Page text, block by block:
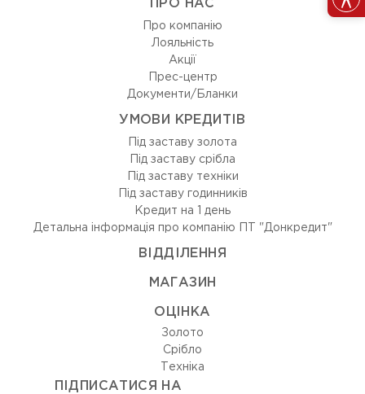
ПРО НАС
Про компанію
Лояльність
Акції
Прес-центр
Документи/Бланки
УМОВИ КРЕДИТІВ
Під заставу золота
Під заставу срібла
Під заставу техніки
Під заставу годинників
Кредит на 1 день
Детальна інформація про компанію ПТ "Донкредит"
ВIДДIЛЕННЯ
МАГАЗИН
ОЦIНКА
Золото
Срiбло
Технiка
ПІДПИСАТИСЯ НА